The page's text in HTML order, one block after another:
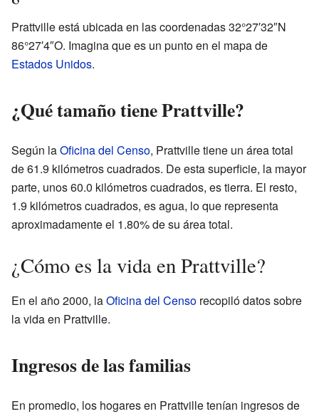
Prattville está ubicada en las coordenadas 32°27′32″N
86°27′4″O. Imagina que es un punto en el mapa de
Estados Unidos.
¿Qué tamaño tiene Prattville?
Según laOficina del Censo, Prattville tiene un área total
de 61.9 kilómetros cuadrados. De esta superficie, la mayor
parte, unos 60.0 kilómetros cuadrados, es tierra. El resto,
1.9 kilómetros cuadrados, es agua, lo que representa
aproximadamente el 1.80% de su área total.
¿Cómo es la vida en Prattville?
En el año 2000, laOficina del Censo recopiló datos sobre
la vida en Prattville.
Ingresos de las familias
En promedio, los hogares en Prattville tenían ingresos de